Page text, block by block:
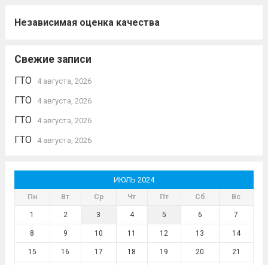
Независимая оценка качества
Свежие записи
ГТО 4 августа, 2026
ГТО 4 августа, 2026
ГТО 4 августа, 2026
ГТО 4 августа, 2026
ИЮЛЬ 2024
Пн Вт Ср Чт Пт Сб Вс
1 2 3 4 5 6 7
8 9 10 11 12 13 14
15 16 17 18 19 20 21